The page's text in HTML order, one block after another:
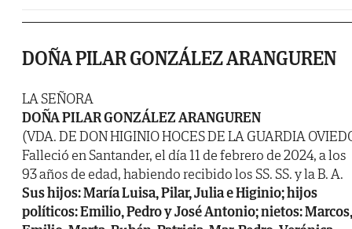
DOÑA PILAR GONZÁLEZ ARANGUREN
LA SEÑORA
DOÑA PILAR GONZÁLEZ ARANGUREN
(VDA. DE DON HIGINIO HOCES DE LA GUARDIA
Falleció en Santander, el día 11 de febrero de 2024, a los
93 años de edad, habiendo recibido los SS. SS. y la B. A.
Sus hijos: María Luisa, Pilar, Julia e Higinio; hijos
políticos: Emilio, Pedro y José Antonio; nietos: Marcos,